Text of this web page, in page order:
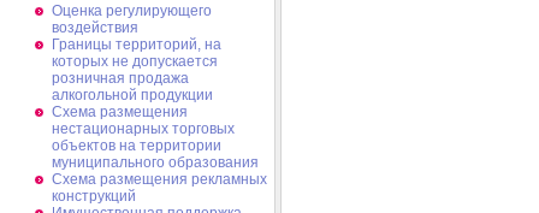
Оценка регулирующего
воздействия
Границы территорий, на
которых не допускается
розничная продажа
алкогольной продукции
Схема размещения
нестационарных торговых
объектов на территории
муниципального образования
Схема размещения рекламных
конструкций